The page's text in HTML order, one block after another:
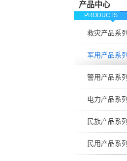
产品中心
PRODUCTS
救灾产品系列
军用产品系列
警用产品系列
电力产品系列
民族产品系列
民用产品系列